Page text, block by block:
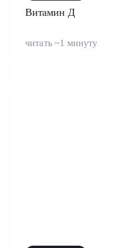
Витамин Д
читать ~1 минуту